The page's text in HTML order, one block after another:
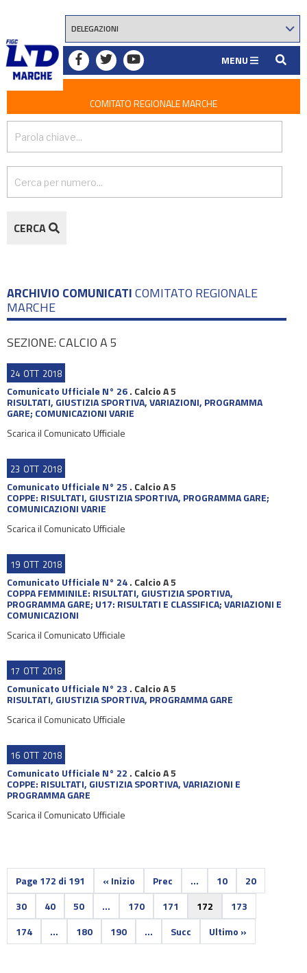
MENU
COMITATO REGIONALE MARCHE
CERCA
ARCHIVIO COMUNICATICOMITATO REGIONALE
MARCHE
SEZIONE: CALCIO A 5
24 OTT 2018
Comunicato Ufficiale N° 26. Calcio A 5
RISULTATI, GIUSTIZIA SPORTIVA, VARIAZIONI, PROGRAMMA
GARE; COMUNICAZIONI VARIE
Scarica il Comunicato Ufficiale
23 OTT 2018
Comunicato Ufficiale N° 25 . Calcio A 5
COPPE: RISULTATI, GIUSTIZIA SPORTIVA, PROGRAMMA GARE;
COMUNICAZIONI VARIE
Scarica il Comunicato Ufficiale
19 OTT 2018
Comunicato Ufficiale N° 24. Calcio A 5
COPPA FEMMINILE: RISULTATI, GIUSTIZIA SPORTIVA,
PROGRAMMA GARE; U17: RISULTATI E CLASSIFICA; VARIAZIONI E
COMUNICAZIONI
Scarica il Comunicato Ufficiale
17 OTT 2018
Comunicato Ufficiale N° 23 . Calcio A 5
RISULTATI, GIUSTIZIA SPORTIVA, PROGRAMMA GARE
Scarica il Comunicato Ufficiale
16 OTT 2018
Comunicato Ufficiale N° 22 . Calcio A 5
COPPE: RISULTATI, GIUSTIZIA SPORTIVA, VARIAZIONI E
PROGRAMMA GARE
Scarica il Comunicato Ufficiale
Page 172 di 191 « Inizio Prec ... 10
20
30
40 50 ... 170 171 172
173
174
... 180 190 ... Succ Ultimo »